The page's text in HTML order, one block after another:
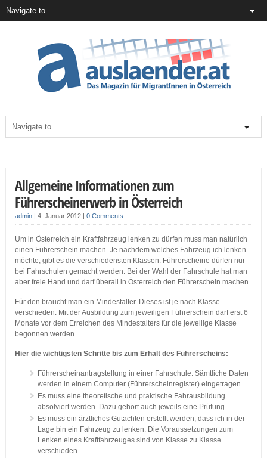
Allgemeine Informationen zum
Führerscheinerwerb in Österreich
admin| 4. Januar 2012 | 0 Comments
Um in Österreich ein Kraftfahrzeug lenken zu dürfen muss man natürlich
einen Führerschein machen. Je nachdem welches Fahrzeug ich lenken
möchte, gibt es die verschiedensten Klassen. Führerscheine dürfen nur
bei Fahrschulen gemacht werden. Bei der Wahl der Fahrschule hat man
aber freie Hand und darf überall in Österreich den Führerschein machen.
Für den braucht man ein Mindestalter. Dieses ist je nach Klasse
verschieden. Mit der Ausbildung zum jeweiligen Führerschein darf erst 6
Monate vor dem Erreichen des Mindestalters für die jeweilige Klasse
begonnen werden.
Hier die wichtigsten Schritte bis zum Erhalt des Führerscheins:
Führerscheinantragstellung in einer Fahrschule. Sämtliche Daten
werden in einem Computer (Führerscheinregister) eingetragen.
Es muss eine theoretische und praktische Fahrausbildung
absolviert werden. Dazu gehört auch jeweils eine Prüfung.
Es muss ein ärztliches Gutachten erstellt werden, dass ich in der
Lage bin ein Fahrzeug zu lenken. Die Voraussetzungen zum
Lenken eines Kraftfahrzeuges sind von Klasse zu Klasse
verschieden.